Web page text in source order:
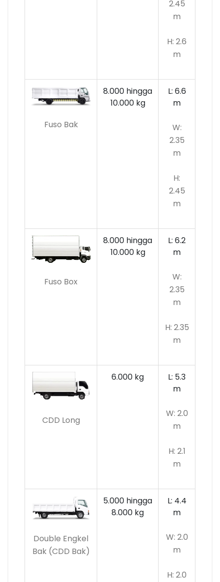
2.45
m
H: 2.6
m
Fuso Bak
8.000 hingga
10.000kg
L: 6.6
m
W:
2.35
m
H:
2.45
m
Fuso Box
8.000 hingga
10.000 kg
L: 6.2
m
W:
2.35
m
H: 2.35
m
CDD Long
6.000 kg
L: 5.3
m
W: 2.0
m
H: 2.1
m
Double Engkel
Bak (CDD Bak)
5.000 hingga
8.000 kg
L: 4.4
m
W: 2.0
m
H: 2.0